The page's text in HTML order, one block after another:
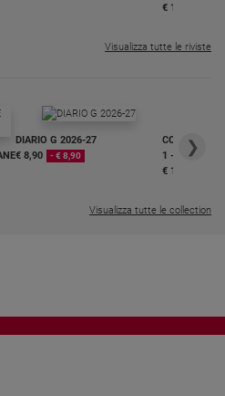
€ 16,99
Visualizza tutte le riviste
DIARIO G 2026-27
€ 8,90
- € 8,90
COLLANA
1 - 2
€ 18,50
❯
Visualizza tutte le collection